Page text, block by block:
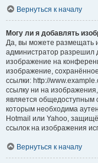
Вернуться к началу
Могу ли я добавлять
Да, вы можете размещать
администратор разрешил
изображение на
изображение,
ссылки: http://
ссылку ни на
является общедоступным
которым необходима
Hotmail или Yahoo,
ссылок на изображения
Вернуться к началу